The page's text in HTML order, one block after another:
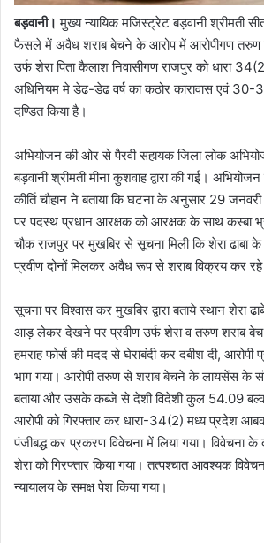
बड़वानी। मुख्य न्यायिक मजिस्ट्रेट बड़वानी श्रीमती
फैसले में अवैध शराब बेचने के आरोप में आरोपीगण तरुण
उर्फ शेरा पिता कैलाश निवासीगण राजपुर को धारा
अधिनियम मे डेढ-डेढ वर्ष का कठोर कारावास एवं
दण्डित किया है।
अभियोजन की ओर से पैरवी सहायक जिला लोक
बड़वानी श्रीमती मीना कुशवाह द्वारा की गई। अभियोजन
कीर्ति चौहान ने बताया कि घटना के अनुसार 29
पर पदस्थ प्रधान आरक्षक को आरक्षक के साथ कस्बा
चौक राजपुर पर मुखबिर से सूचना मिली कि शेरा ढाबा
प्रवीण दोनों मिलकर अवैध रूप से शराब विक्रय कर
सूचना पर विश्वास कर मुखबिर द्वारा बताये स्थान शेरा
आड़ लेकर देखने पर प्रवीण उर्फ शेरा व तरुण शराब
हमराह फोर्स की मदद से घेराबंदी कर दबीश दी, आरोपी
भाग गया। आरोपी तरुण से शराब बेचने के लायसेंस के
बताया और उसके कब्जे से देशी विदेशी कुल 54.09
आरोपी को गिरफ्तार कर धारा-34(2) मध्य प्रदेश
पंजीबद्ध कर प्रकरण विवेचना में लिया गया। विवेचना के
शेरा को गिरफ्तार किया गया। तत्पश्चात आवश्यक
न्यायालय के समक्ष पेश किया गया।